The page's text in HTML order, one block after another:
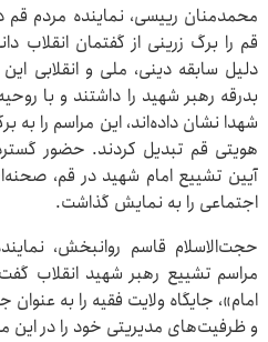
محمدمنان رییسی، نماینده مردم
قم را برگ زرینی از گفتمان
دلیل سابقه دینی، ملی و انقلابی
بدرقه رهبر شهید را داشتند و با
شهدا نشان داده‌اند، این مراسم را به
هویتی قم تبدیل کردند. حضور
آیین تشییع امام شهید در قم،
اجتماعی را به نمایش گذاشت.
حجت‌الاسلام قاسم روانبخش،
مراسم تشییع رهبر شهید انقلاب
امام»، جایگاه ولایت فقیه را به
و ظرفیت‌های مدیریتی خود را در این